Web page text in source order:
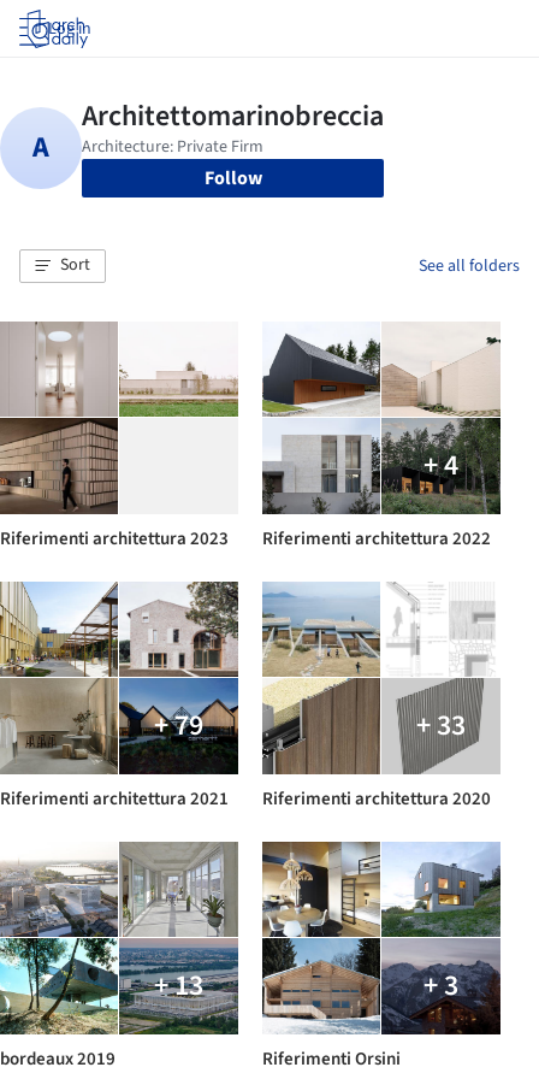
Log in
Follow
Sort See all folders
Riferimenti architettura 2023
+ 4
Riferimenti architettura 2022
+ 79
Riferimenti architettura 2021
+ 33
Riferimenti architettura 2020
+ 13
bordeaux 2019
+ 3
Riferimenti Orsini